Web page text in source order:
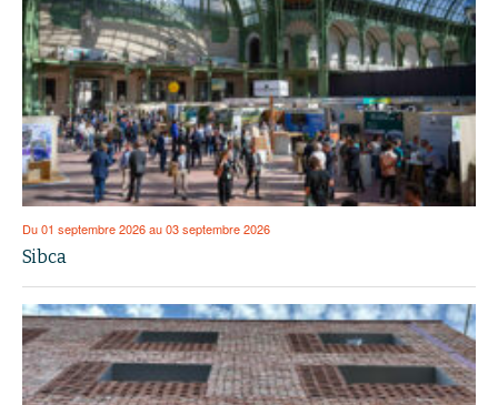
Du 01 septembre 2026 au 03 septembre 2026
Sibca